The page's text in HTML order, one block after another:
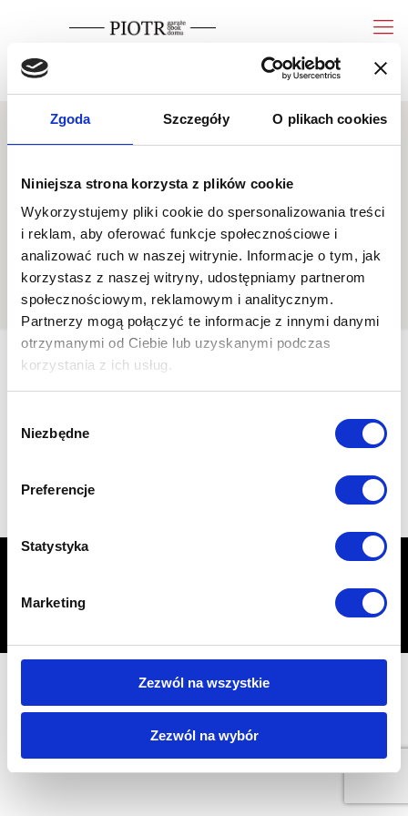
Zgoda Szczegóły O plikach cookies
Niniejsza strona korzysta z plików cookie
Wykorzystujemy pliki cookie do spersonalizowania treści
i reklam, aby oferować funkcje społecznościowe i
analizować ruch w naszej witrynie. Informacje o tym, jak
korzystasz z naszej witryny, udostępniamy partnerom
społecznościowym, reklamowym i analitycznym.
Partnerzy mogą połączyć te informacje z innymi danymi
otrzymanymi od Ciebie lub uzyskanymi podczas
korzystania z ich usług.
zgody
Niezbędne
Preferencje
Statystyka
Marketing
Zezwól na wszystkie
Zezwól na wybór
Pokaż telefon
bgsg
Garaże z płyty warstwowej od polskiego producenta
CENTRUM OCHRONY PRYWATNOŚCI
KONTAKT